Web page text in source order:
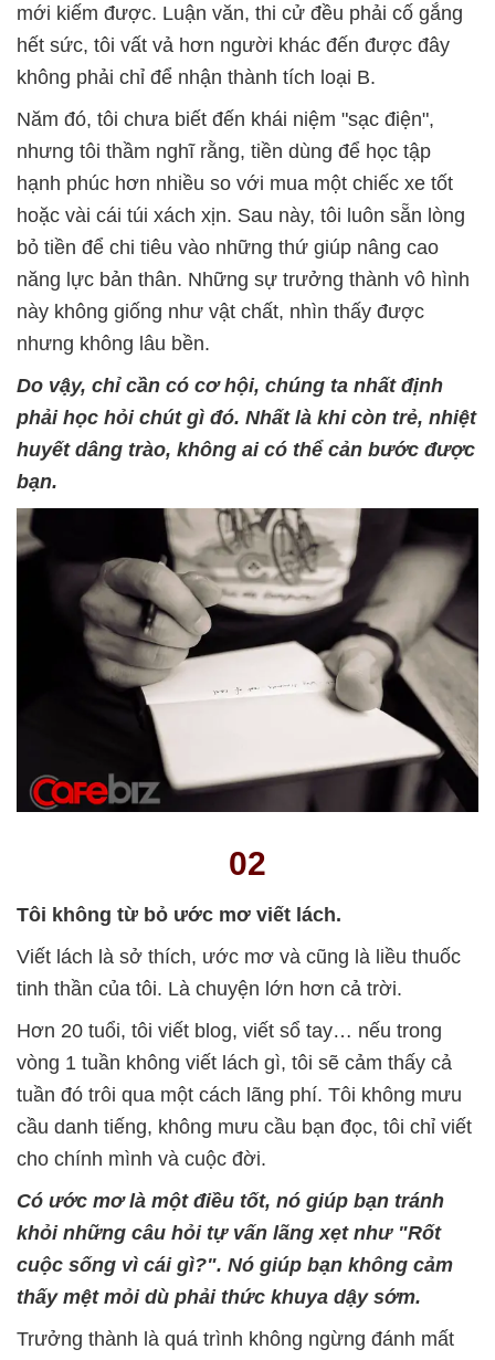
mới kiếm được. Luận văn, thi cử đều phải cố gắng
hết sức, tôi vất vả hơn người khác đến được đây
không phải chỉ để nhận thành tích loại B.
Năm đó, tôi chưa biết đến khái niệm "sạc điện",
nhưng tôi thầm nghĩ rằng, tiền dùng để học tập
hạnh phúc hơn nhiều so với mua một chiếc xe tốt
hoặc vài cái túi xách xịn. Sau này, tôi luôn sẵn lòng
bỏ tiền để chi tiêu vào những thứ giúp nâng cao
năng lực bản thân. Những sự trưởng thành vô hình
này không giống như vật chất, nhìn thấy được
nhưng không lâu bền.
Do vậy, chỉ cần có cơ hội, chúng ta nhất định
phải học hỏi chút gì đó. Nhất là khi còn trẻ, nhiệt
huyết dâng trào, không ai có thể cản bước được
bạn.
02
Tôi không từ bỏ ước mơ viết lách.
Viết lách là sở thích, ước mơ và cũng là liều thuốc
tinh thần của tôi. Là chuyện lớn hơn cả trời.
Hơn 20 tuổi, tôi viết blog, viết sổ tay… nếu trong
vòng 1 tuần không viết lách gì, tôi sẽ cảm thấy cả
tuần đó trôi qua một cách lãng phí. Tôi không mưu
cầu danh tiếng, không mưu cầu bạn đọc, tôi chỉ viết
cho chính mình và cuộc đời.
Có ước mơ là một điều tốt, nó giúp bạn tránh
khỏi những câu hỏi tự vấn lãng xẹt như "Rốt
cuộc sống vì cái gì?". Nó giúp bạn không cảm
thấy mệt mỏi dù phải thức khuya dậy sớm.
Trưởng thành là quá trình không ngừng đánh mất